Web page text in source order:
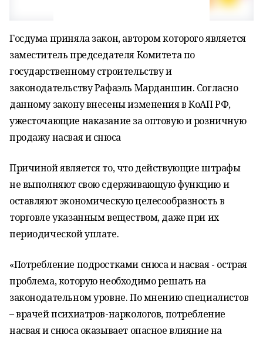
Госдума приняла закон, автором которого является
заместитель председателя Комитета по
государственному строительству и
законодательству Рафаэль Марданшин. Согласно
данному закону внесены изменения в КоАП РФ,
ужесточающие наказание за оптовую и розничную
продажу насвая и снюса
Причиной является то, что действующие штрафы
не выполняют свою сдерживающую функцию и
оставляют экономическую целесообразность в
торговле указанным веществом, даже при их
периодической уплате.
«Потребление подростками снюса и насвая - острая
проблема, которую необходимо решать на
законодательном уровне. По мнению специалистов
– врачей психиатров-наркологов, потребление
насвая и снюса оказывает опасное влияние на